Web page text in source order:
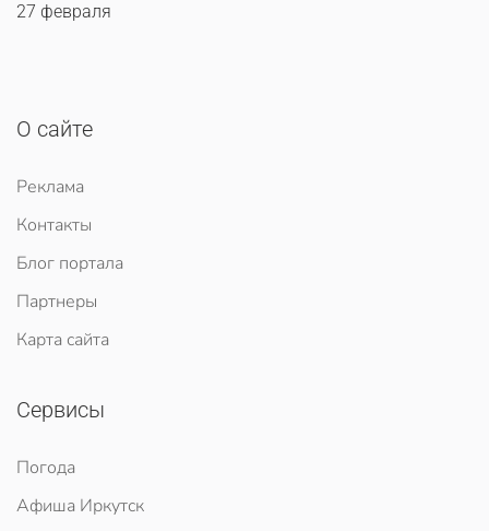
27 февраля
О сайте
Реклама
Контакты
Блог портала
Партнеры
Карта сайта
Сервисы
Погода
Афиша Иркутск